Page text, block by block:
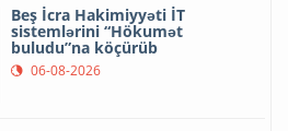
Beş İcra Hakimiyyəti İT
sistemlərini “Hökumət
buludu”na köçürüb
06-08-2026